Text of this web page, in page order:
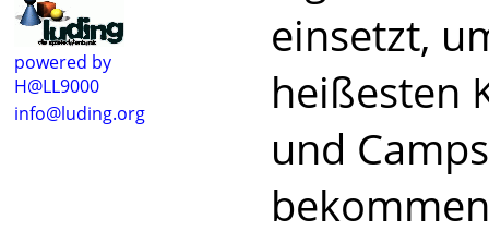
powered by
H@LL9000
info@luding.org
einsetzt,
heißesten
und